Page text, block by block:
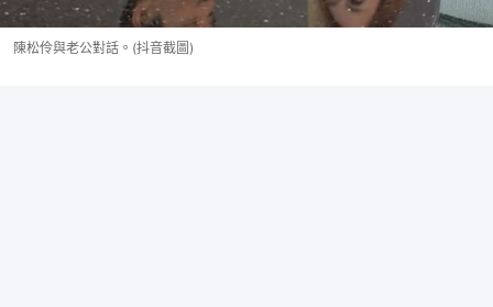
陳松伶與老公對話。(抖音截圖)